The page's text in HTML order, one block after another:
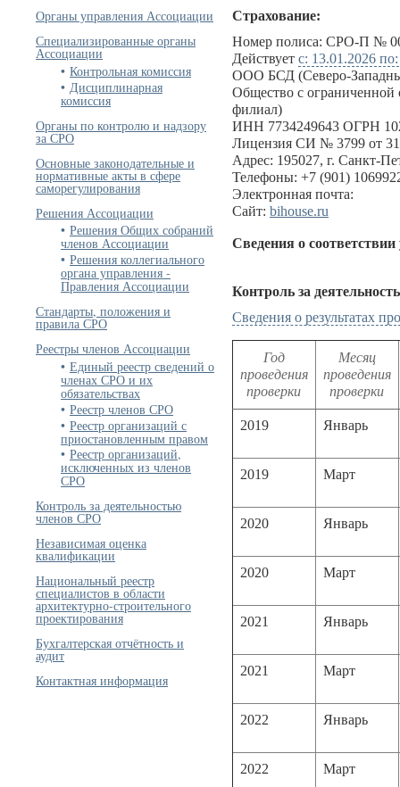
Органы управления Ассоциации
Специализированные органы
Ассоциации
Контрольная комиссия
Дисциплинарная
комиссия
Органы по контролю и надзору
за СРО
Основные законодательные и
нормативные акты в сфере
саморегулирования
Решения Ассоциации
Решения Общих собраний
членов Ассоциации
Решения коллегиального
органа управления -
Правления Ассоциации
Стандарты, положения и
правила СРО
Реестры членов Ассоциации
Единый реестр сведений о
членах СРО и их
обязательствах
Реестр членов СРО
Реестр организаций с
приостановленным правом
Реестр организаций,
исключенных из членов
СРО
Контроль за деятельностью
членов СРО
Независимая оценка
квалификации
Национальный реестр
специалистов в области
архитектурно-строительного
проектирования
Бухгалтерская отчётность и
аудит
Контактная информация
Страхование:
Номер полиса: СРО-П №
Действует с: 13.01.2026
ООО БСД (Северо-
Общество с ограниченной
филиал)
ИНН 7734249643 ОГРН
Лицензия СИ № 3799 от
Адрес: 195027, г. Санкт-
Телефоны: +7 (901)
Электронная почта:
Сайт: bihouse.ru
Сведения о
Контроль за
Сведения о результатах
Год
проведения
проверки
Месяц
проведения
проверки
2019 Январь
2019 Март
2020 Январь
2020 Март
2021 Январь
2021 Март
2022 Январь
2022 Март